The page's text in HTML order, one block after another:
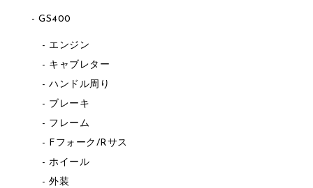
GS400
エンジン
キャブレター
ハンドル周り
ブレーキ
フレーム
Fフォーク/Rサス
ホイール
外装